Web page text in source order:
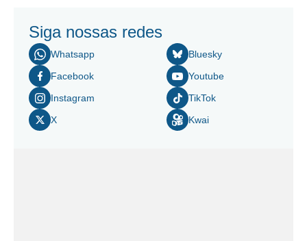
Siga nossas redes
Whatsapp
Facebook
Instagram
X
Bluesky
Youtube
TikTok
Kwai